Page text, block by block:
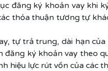
đăng ký khoản vay khi
thỏa thuận tương tự
tự trả trung, dài hạn
đăng ký khoản vay theo
hiệu lực rút vốn của các